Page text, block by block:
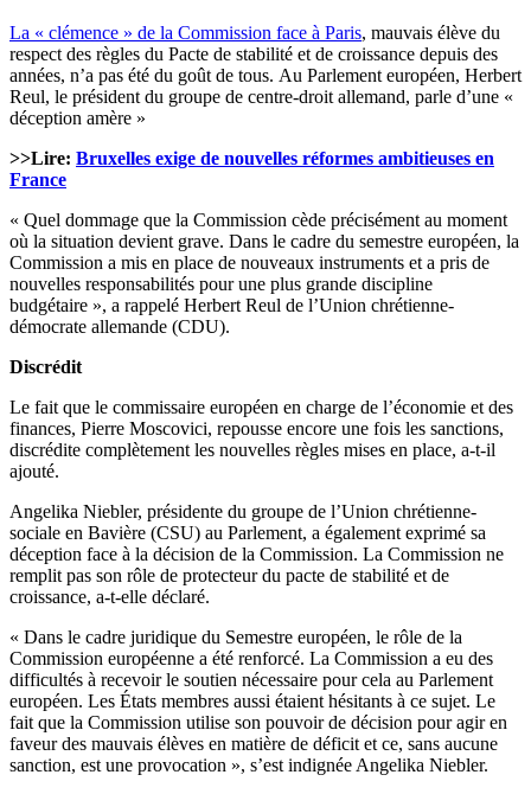
La « clémence » de la Commission face à Paris, mauvais élève du
respect des règles du Pacte de stabilité et de croissance depuis des
années, n’a pas été du goût de tous. Au Parlement européen, Herbert
Reul, le président du groupe de centre-droit allemand, parle d’une «
déception amère »
>>Lire: Bruxelles exige de nouvelles réformes ambitieuses en
France
« Quel dommage que la Commission cède précisément au moment
où la situation devient grave. Dans le cadre du semestre européen, la
Commission a mis en place de nouveaux instruments et a pris de
nouvelles responsabilités pour une plus grande discipline
budgétaire », a rappelé Herbert Reul de l’Union chrétienne-
démocrate allemande (CDU).
Discrédit
Le fait que le commissaire européen en charge de l’économie et des
finances, Pierre Moscovici, repousse encore une fois les sanctions,
discrédite complètement les nouvelles règles mises en place, a-t-il
ajouté.
Angelika Niebler, présidente du groupe de l’Union chrétienne-
sociale en Bavière (CSU) au Parlement, a également exprimé sa
déception face à la décision de la Commission. La Commission ne
remplit pas son rôle de protecteur du pacte de stabilité et de
croissance, a-t-elle déclaré.
« Dans le cadre juridique du Semestre européen, le rôle de la
Commission européenne a été renforcé. La Commission a eu des
difficultés à recevoir le soutien nécessaire pour cela au Parlement
européen. Les États membres aussi étaient hésitants à ce sujet. Le
fait que la Commission utilise son pouvoir de décision pour agir en
faveur des mauvais élèves en matière de déficit et ce, sans aucune
sanction, est une provocation », s’est indignée Angelika Niebler.